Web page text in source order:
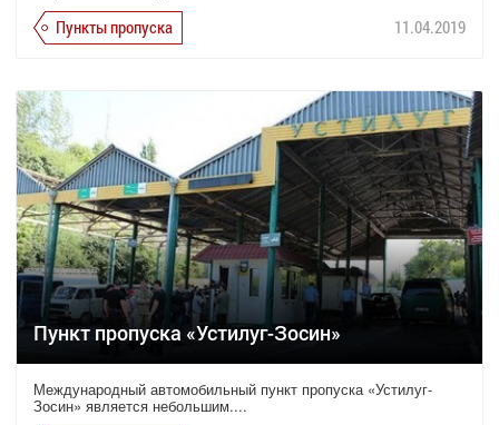
Пункты пропуска 11.04.2019
Пункт пропуска «Устилуг-Зосин»
Международный автомобильный пункт пропуска «Устилуг-
Зосин» является небольшим....